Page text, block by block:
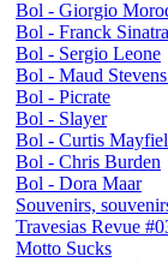
Bol - Giorgio
Bol - Franck Sinatra
Bol - Sergio Leone
Bol - Maud
Bol - Picrate
Bol - Slayer
Bol - Curtis
Bol - Chris Burden
Bol - Dora Maar
Souvenirs,
Travesias Revue
Motto Sucks